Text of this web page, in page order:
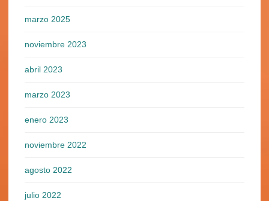
marzo 2025
noviembre 2023
abril 2023
marzo 2023
enero 2023
noviembre 2022
agosto 2022
julio 2022